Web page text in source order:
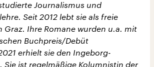
Journalismus und
Seit 2012 lebt sie als freie
Graz. Ihre Romane wurden u.a. mit
Buchpreis/Debüt
erhielt sie den Ingeborg-
Sie ist regelmäßige Kolumnistin der